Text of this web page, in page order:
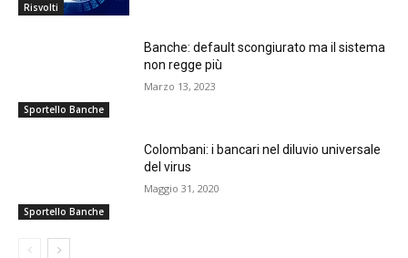
Risvolti
Sportello Banche
Banche: default scongiurato ma il sistema
non regge più
Marzo 13, 2023
Sportello Banche
Colombani: i bancari nel diluvio universale
del virus
Maggio 31, 2020